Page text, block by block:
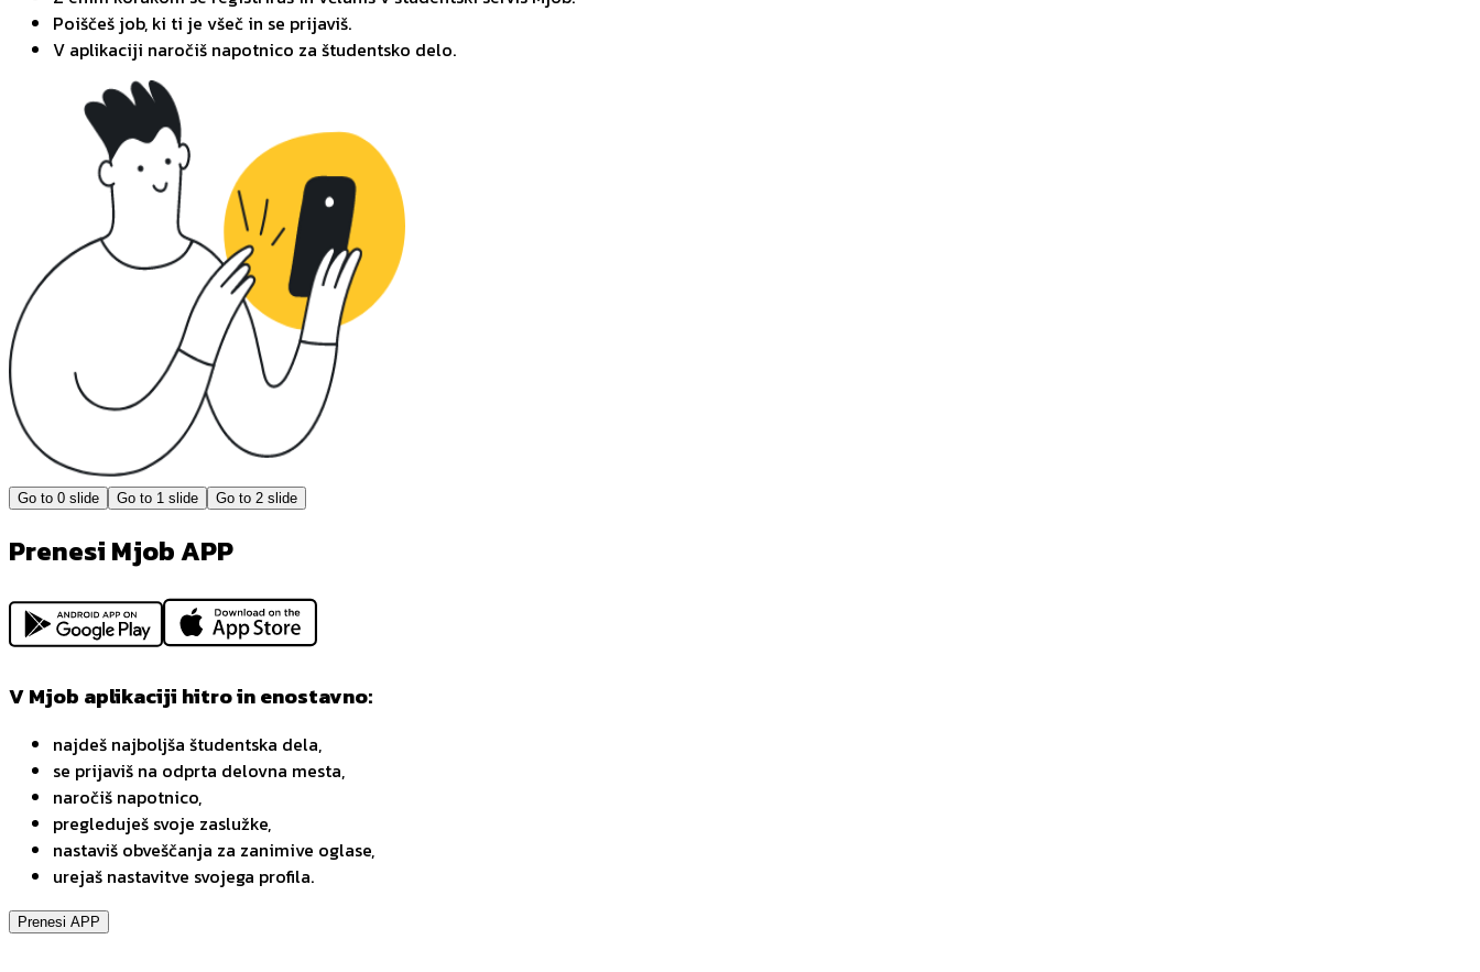
Poiščeš job, ki ti je všeč in se prijaviš.
V aplikaciji naročiš napotnico za študentsko delo.
Go to 0 slide Go to 1 slide Go to 2 slide
Prenesi Mjob APP
V Mjob aplikaciji hitro in enostavno:
najdeš najboljša študentska dela,
se prijaviš na odprta delovna mesta,
naročiš napotnico,
pregleduješ svoje zaslužke,
nastaviš obveščanja za zanimive oglase,
urejaš nastavitve svojega profila.
Prenesi APP